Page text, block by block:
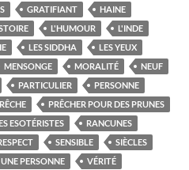
GRATIFIANT
HAINE
L'HUMOUR
L'INDE
LES SIDDHA
LES YEUX
MENSONGE MORALITÉ
NEUF
PARTICULIER
PERSONNE
PRÊCHER POUR DES PRUNES
ESOTÉRISTES
RANCUNES
SENSIBLE
SIÈCLES
UNE PERSONNE
VÉRITÉ